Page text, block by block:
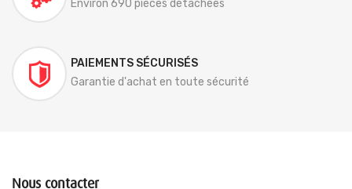
Environ 690 pièces détachées
PAIEMENTS SÉCURISÉS
Garantie d'achat en toute sécurité
Nous contacter